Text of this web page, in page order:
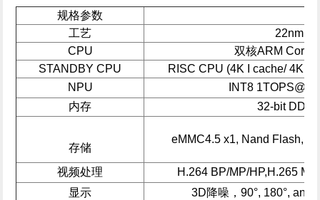
规格参数
工艺
22nm
CPU
双核ARM
STANDBY CPU
RISC CPU (4K I cache/ 4K D
NPU
INT8
内存
32-bit
存储
eMMC4.5 x1, Nand Flash,
视频处理
H.264 BP/MP/HP,H.265
显示
3D降噪，90°, 180°, and